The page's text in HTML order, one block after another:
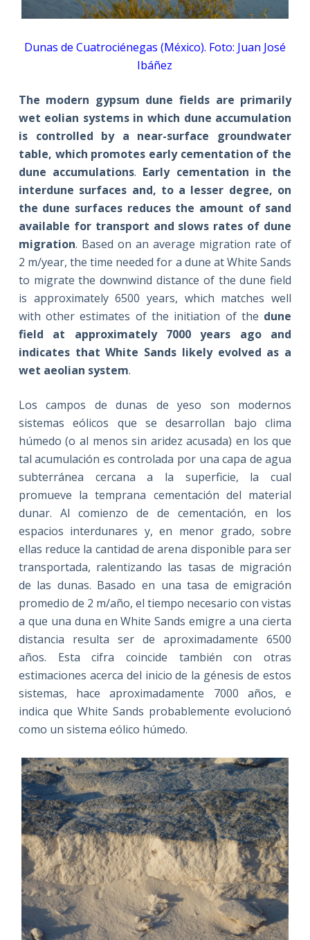
Dunas de Cuatrociénegas (México). Foto: Juan José
Ibáñez
The modern gypsum dune fields are primarily
wet eolian systems in which dune accumulation
is controlled by a near-surface groundwater
table, which promotes early cementation of the
dune accumulations. Early cementation in the
interdune surfaces and, to a lesser degree, on
the dune surfaces reduces the amount of sand
available for transport and slows rates of dune
migration. Based on an average migration rate of
2 m/year, the time needed for a dune at White Sands
to migrate the downwind distance of the dune field
is approximately 6500 years, which matches well
with other estimates of the initiation of the dune
field at approximately 7000 years ago and
indicates that White Sands likely evolved as a
wet aeolian system.
Los campos de dunas de yeso son modernos
sistemas eólicos que se desarrollan bajo clima
húmedo (o al menos sin aridez acusada) en los que
tal acumulación es controlada por una capa de agua
subterránea cercana a la superficie, la cual
promueve la temprana cementación del material
dunar. Al comienzo de de cementación, en los
espacios interdunares y, en menor grado, sobre
ellas reduce la cantidad de arena disponible para ser
transportada, ralentizando las tasas de migración
de las dunas. Basado en una tasa de emigración
promedio de 2 m/año, el tiempo necesario con vistas
a que una duna en White Sands emigre a una cierta
distancia resulta ser de aproximadamente 6500
años. Esta cifra coincide también con otras
estimaciones acerca del inicio de la génesis de estos
sistemas, hace aproximadamente 7000 años, e
indica que White Sands probablemente evolucionó
como un sistema eólico húmedo.